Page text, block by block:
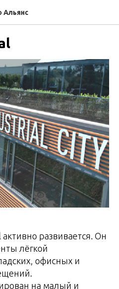
Альянс
развивается. Он
лёгкой
офисных и
на малый и